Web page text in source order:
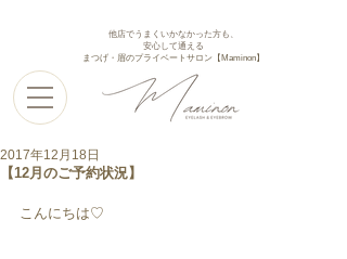
他店でうまくいかなかった方も、
安心して通える
まつげ・眉のプライベートサロン【Maminon】
【12月のご予約状況】
2017年12月18日
こんにちは♡